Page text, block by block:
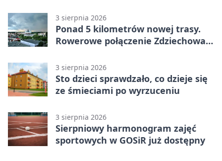
3 sierpnia 2026
Ponad 5 kilometrów nowej trasy.
Rowerowe połączenie Zdziechowa z
3 sierpnia 2026
Sto dzieci sprawdzało, co dzieje się
ze śmieciami po wyrzuceniu
3 sierpnia 2026
Sierpniowy harmonogram zajęć
sportowych w GOSiR już dostępny